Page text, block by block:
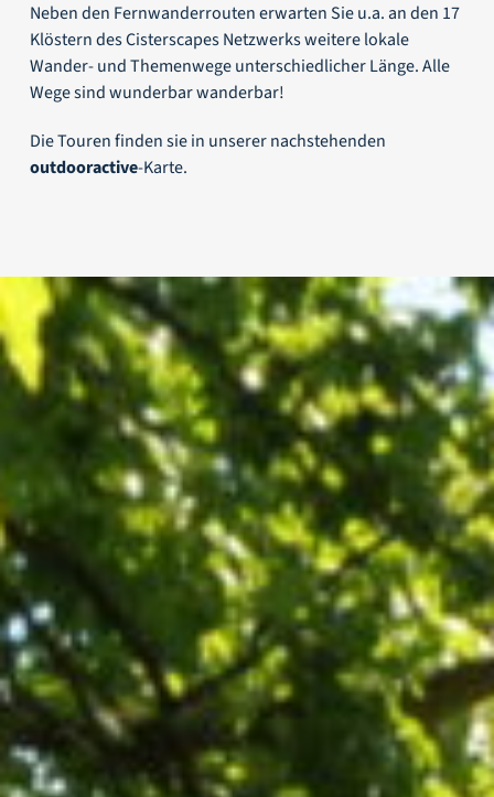
Neben den Fernwanderrouten erwarten Sie u.a. an den 17
Klöstern des Cisterscapes Netzwerks weitere lokale
Wander- und Themenwege unterschiedlicher Länge. Alle
Wege sind wunderbar wanderbar!
Die Touren finden sie in unserer nachstehenden
outdooractive-Karte.